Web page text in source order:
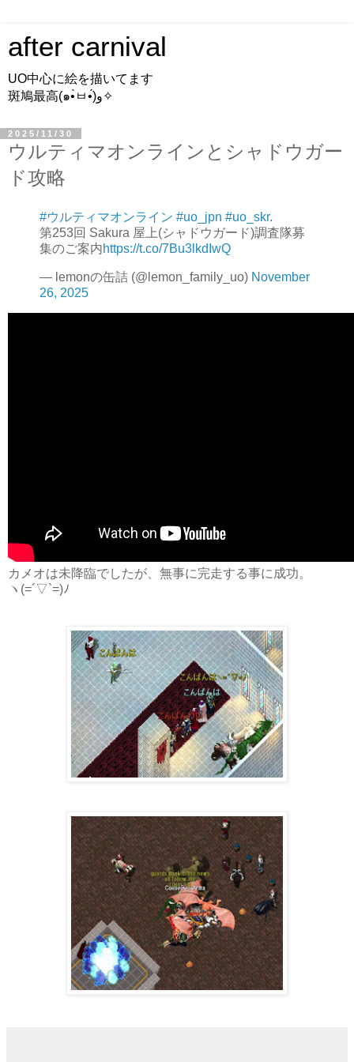
after carnival
UO中心に絵を描いてます
斑鳩最高(๑•̀ㅂ•́)و✧
2025/11/30
ウルティマオンラインとシャドウガー
ド攻略
#ウルティマオンライン #uo_jpn #uo_skr.
第253回 Sakura 屋上(シャドウガード)調査隊募
集のご案内https://t.co/7Bu3lkdIwQ
— lemonの缶詰 (@lemon_family_uo) November
26, 2025
カメオは未降臨でしたが、無事に完走する事に成功。
ヽ(=´▽`=)ﾉ